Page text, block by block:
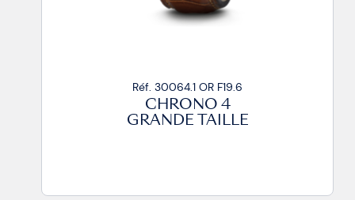
Réf. 30064.1 OR F19.6
CHRONO 4
GRANDE TAILLE